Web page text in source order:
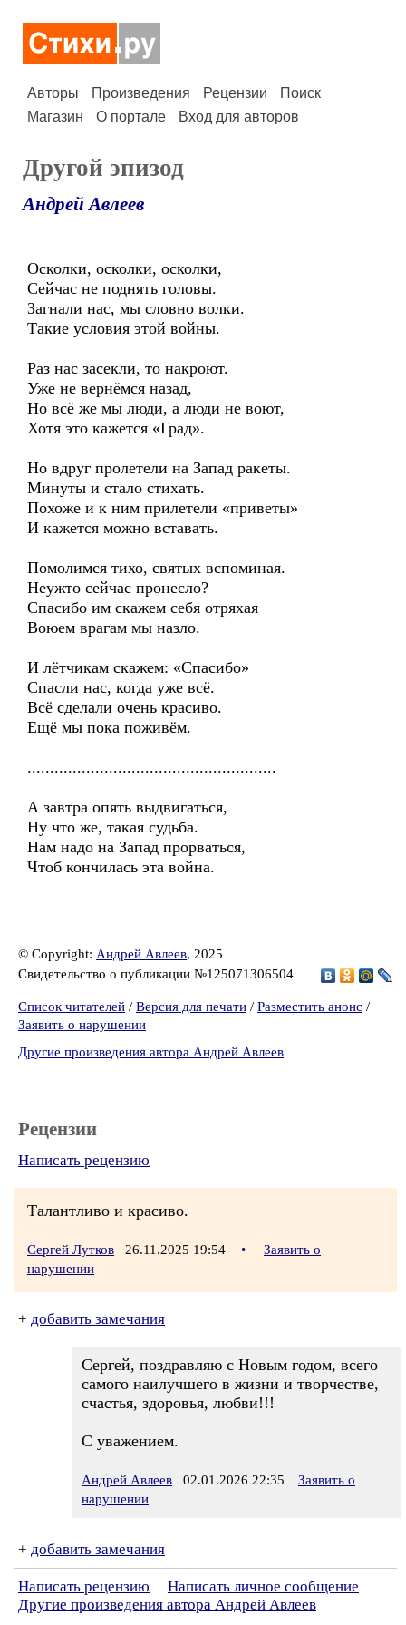
Авторы Произведения Рецензии
Поиск
Магазин
О портале Вход для авторов
Другой эпизод
Андрей Авлеев
Осколки, осколки, осколки,
Сейчас не поднять головы.
Загнали нас, мы словно волки.
Такие условия этой войны.
Раз нас засекли, то накроют.
Уже не вернёмся назад,
Но всё же мы люди, а люди не воют,
Хотя это кажется «Град».
Но вдруг пролетели на Запад ракеты.
Минуты и стало стихать.
Похоже и к ним прилетели «приветы»
И кажется можно вставать.
Помолимся тихо, святых вспоминая.
Неужто сейчас пронесло?
Спасибо им скажем себя отряхая
Воюем врагам мы назло.
И лётчикам скажем: «Спасибо»
Спасли нас, когда уже всё.
Всё сделали очень красиво.
Ещё мы пока поживём.
.......................................................
А завтра опять выдвигаться,
Ну что же, такая судьба.
Нам надо на Запад прорваться,
Чтоб кончилась эта война.
© Copyright: Андрей Авлеев, 2025
Свидетельство о публикации №125071306504
Список читателей / Версия для печати / Разместить анонс /
Заявить о нарушении
Другие произведения автора Андрей Авлеев
Рецензии
Написать рецензию
Талантливо и красиво.
Сергей Лутков 26.11.2025 19:54 •
Заявить о
нарушении
+ добавить замечания
Сергей, поздравляю с Новым годом, всего
самого наилучшего в жизни и творчестве,
счастья, здоровья, любви!!!
С уважением.
Андрей Авлеев 02.01.2026 22:35
Заявить о
нарушении
+ добавить замечания
Написать рецензию
Написать личное сообщение
Другие произведения автора Андрей Авлеев